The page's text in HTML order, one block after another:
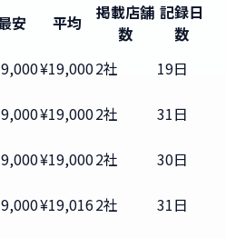
安 平均
掲載店舗
数
記録日
数
¥19,0002社
19日
¥19,0002社
31日
¥19,0002社
30日
¥19,0162社
31日